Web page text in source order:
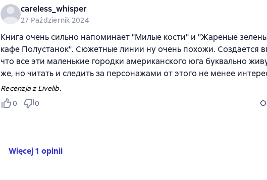
careless_whisper
27 Październik 2024
Книга очень сильно напоминает "Милые кости" и "Жареные
кафе Полустанок". Сюжетные линии ну очень похожи. Создается
что все эти маленькие городки американского юга буквально
же, но читать и следить за персонажами от этого не менее
Recenzja z Livelib.
0
0
Więcej 1 opinii